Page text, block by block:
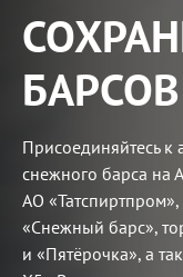
Присоединяйтесь
снежного барса на
АО
«Снежный барс»,
и «Пятёрочка», а